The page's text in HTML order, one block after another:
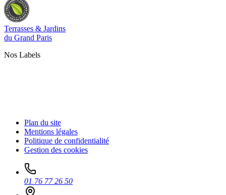
Terrasses & Jardins
du Grand Paris
Nos Labels
Plan du site
Mentions légales
Politique de confidentialité
Gestion des cookies
01 76 77 26 50